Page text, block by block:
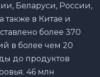
Беларуси, России,
также в Китае и
более 370
в более чем 20
до продуктов
46 млн